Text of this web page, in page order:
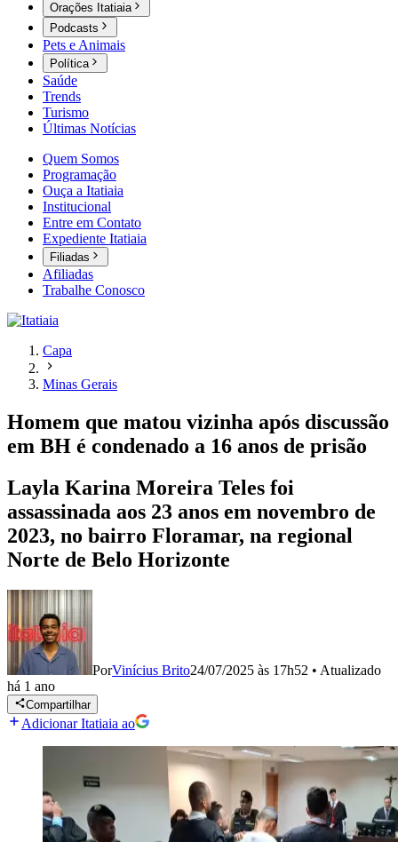
Orações Itatiaia
Podcasts
Pets e Animais
Política
Saúde
Trends
Turismo
Últimas Notícias
Quem Somos
Programação
Ouça a Itatiaia
Institucional
Entre em Contato
Expediente Itatiaia
Filiadas
Afiliadas
Trabalhe Conosco
Capa
Minas Gerais
Homem que matou vizinha após discussão
em BH é condenado a 16 anos de prisão
Layla Karina Moreira Teles foi
assassinada aos 23 anos em novembro de
2023, no bairro Floramar, na regional
Norte de Belo Horizonte
PorVinícius Brito24/07/2025 às 17h52 • Atualizado
há 1 ano
Compartilhar
Adicionar Itatiaia ao